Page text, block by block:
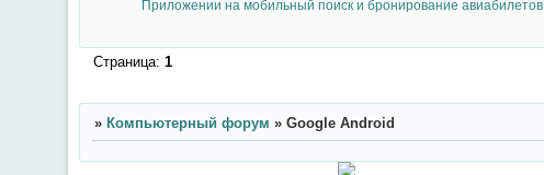
Приложении на мобильный поиск и бронирование авиабилетов.
Страница: 1
» Компьютерный форум » Google Android